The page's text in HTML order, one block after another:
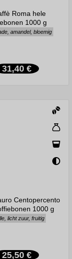
Roma hele
1000 g
amandel, bloemig
31,40 €
Centopercento
1000 g
licht zuur, fruitig
25,50 €